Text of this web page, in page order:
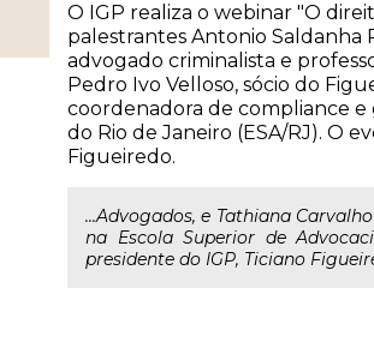
O IGP realiza o webinar "O
palestrantes Antonio Saldanha
advogado criminalista e
Pedro Ivo Velloso, sócio do
coordenadora de compliance e
do Rio de Janeiro (ESA/RJ). O
Figueiredo.
...Advogados, e Tathiana
na Escola Superior de
presidente do IGP, Ticiano